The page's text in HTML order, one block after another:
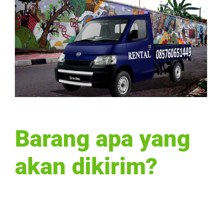
Barang apa yang
akan dikirim?